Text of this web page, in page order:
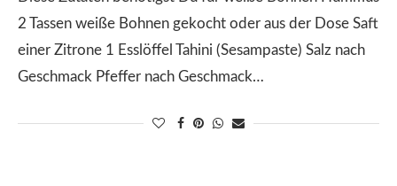
2 Tassen weiße Bohnen gekocht oder aus der Dose Saft
einer Zitrone 1 Esslöffel Tahini (Sesampaste) Salz nach
Geschmack Pfeffer nach Geschmack…